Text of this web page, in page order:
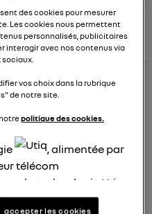
les
voir tous les
conseils
des cookies pour mesurer
Les cookies nous permettent
personnalisés, publicitaires
interagir avec nos contenus via
sociaux.
vos choix dans la rubrique
de notre site.
politique des cookies.
, alimentée par
télécom
la technologie Utiq
(telles que décrites
accepter les cookies